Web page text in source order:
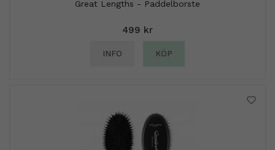
Great Lengths - Paddelborste
499 kr
INFO KÖP